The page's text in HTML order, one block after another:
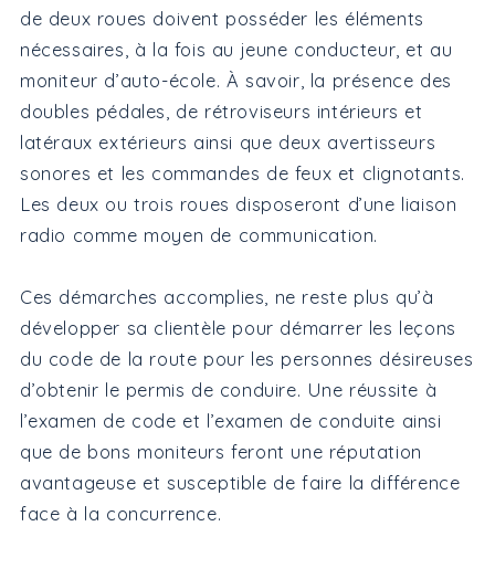
de deux roues doivent posséder les éléments
nécessaires, à la fois au jeune conducteur, et au
moniteur d’auto-école. À savoir, la présence des
doubles pédales, de rétroviseurs intérieurs et
latéraux extérieurs ainsi que deux avertisseurs
sonores et les commandes de feux et clignotants.
Les deux ou trois roues disposeront d’une liaison
radio comme moyen de communication.
Ces démarches accomplies, ne reste plus qu’à
développer sa clientèle pour démarrer les leçons
du code de la route pour les personnes désireuses
d’obtenir le permis de conduire. Une réussite à
l’examen de code et l’examen de conduite ainsi
que de bons moniteurs feront une réputation
avantageuse et susceptible de faire la différence
face à la concurrence.